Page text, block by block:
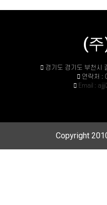
(
경기도 경기도 부천시
연락처 :
Email :
Copyright